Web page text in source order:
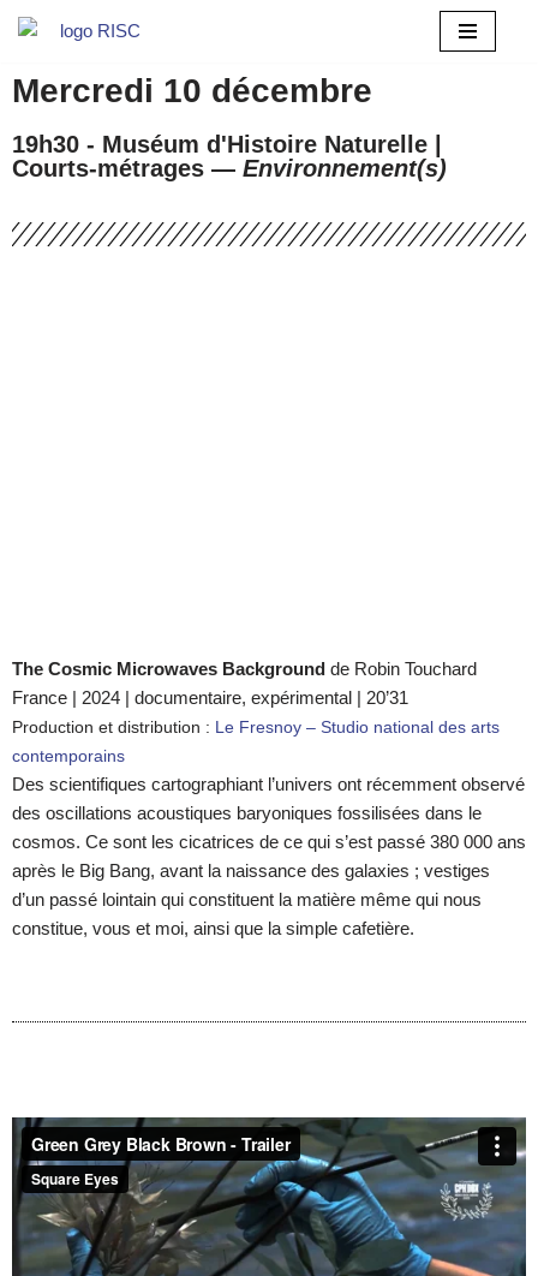
au
Mercredi 10 décembre
19h30 - Muséum d'Histoire Naturelle |
Courts-métrages — Environnement(s)
The Cosmic Microwaves Background de Robin Touchard
France | 2024 | documentaire, expérimental | 20’31
Production et distribution : Le Fresnoy – Studio national des arts
contemporains
Des scientifiques cartographiant l’univers ont récemment observé
des oscillations acoustiques baryoniques fossilisées dans le
cosmos. Ce sont les cicatrices de ce qui s’est passé 380 000 ans
après le Big Bang, avant la naissance des galaxies ; vestiges
d’un passé lointain qui constituent la matière même qui nous
constitue, vous et moi, ainsi que la simple cafetière.